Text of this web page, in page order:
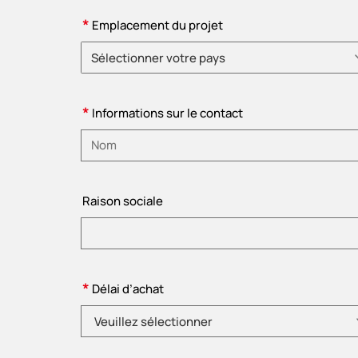
* Emplacement du projet
Sélectionner votre pays
* Informations sur le contact
Raison sociale
* Délai d’achat